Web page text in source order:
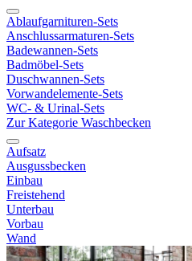
Ablaufgarnituren-Sets
Anschlussarmaturen-Sets
Badewannen-Sets
Badmöbel-Sets
Duschwannen-Sets
Vorwandelemente-Sets
WC- & Urinal-Sets
Zur Kategorie Waschbecken
Aufsatz
Ausgussbecken
Einbau
Freistehend
Unterbau
Vorbau
Wand